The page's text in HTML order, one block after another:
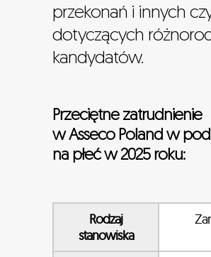
przekonań i innych
dotyczących
kandydatów.
Przeciętne zatrudnienie
w Asseco Poland w
na płeć w 2025 roku:
Rodzaj
stanowiska